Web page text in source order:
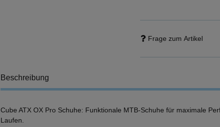
Frage zum Artikel
Beschreibung
Cube ATX OX Pro Schuhe: Funktionale MTB-Schuhe für maximale
Laufen.